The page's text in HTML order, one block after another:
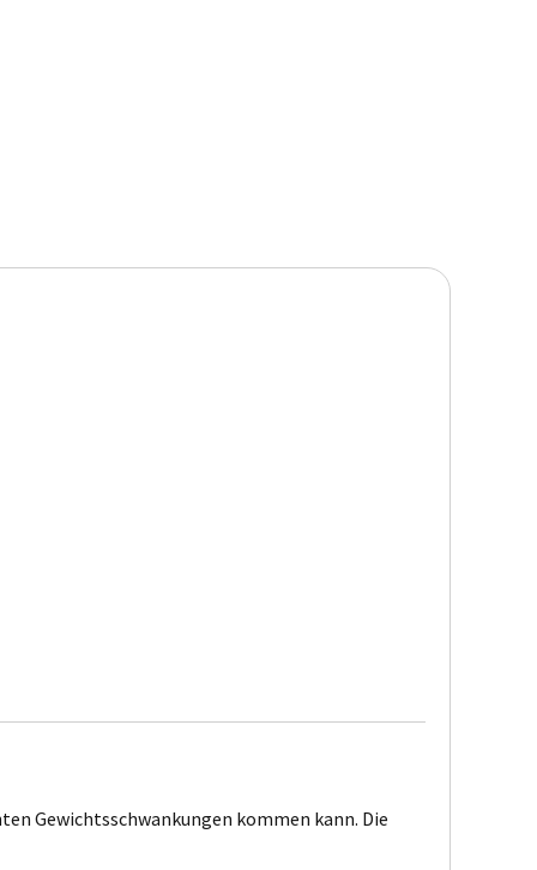
Gewichtsschwankungen kommen kann. Die